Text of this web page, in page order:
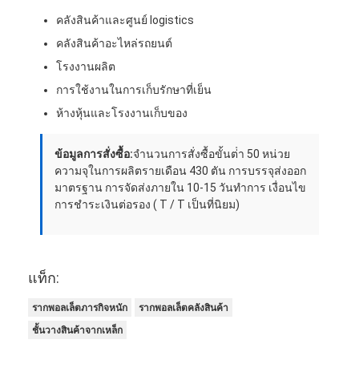
คลังสินค้าและศูนย์ logistics
คลังสินค้าอะไหล่รถยนต์
โรงงานผลิต
การใช้งานในการเก็บรักษาที่เย็น
ห้างหุ้นและโรงงานเก็บของ
ข้อมูลการสั่งซื้อ:จํานวนการสั่งซื้อขั้นต่ํา 50 หน่วย
ความจุในการผลิตรายเดือน 430 ตัน การบรรจุส่งออก
มาตรฐาน การจัดส่งภายใน 10-15 วันทําการ เงื่อนไข
การชําระเงินต่อรอง ( T / T เป็นที่นิยม)
แท็ก:
รากพอลเล็ตภารกิจหนัก
รากพอลเล็ตคลังสินค้า
ชั้นวางสินค้าจากเหล็ก